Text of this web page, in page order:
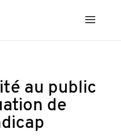
au public
de